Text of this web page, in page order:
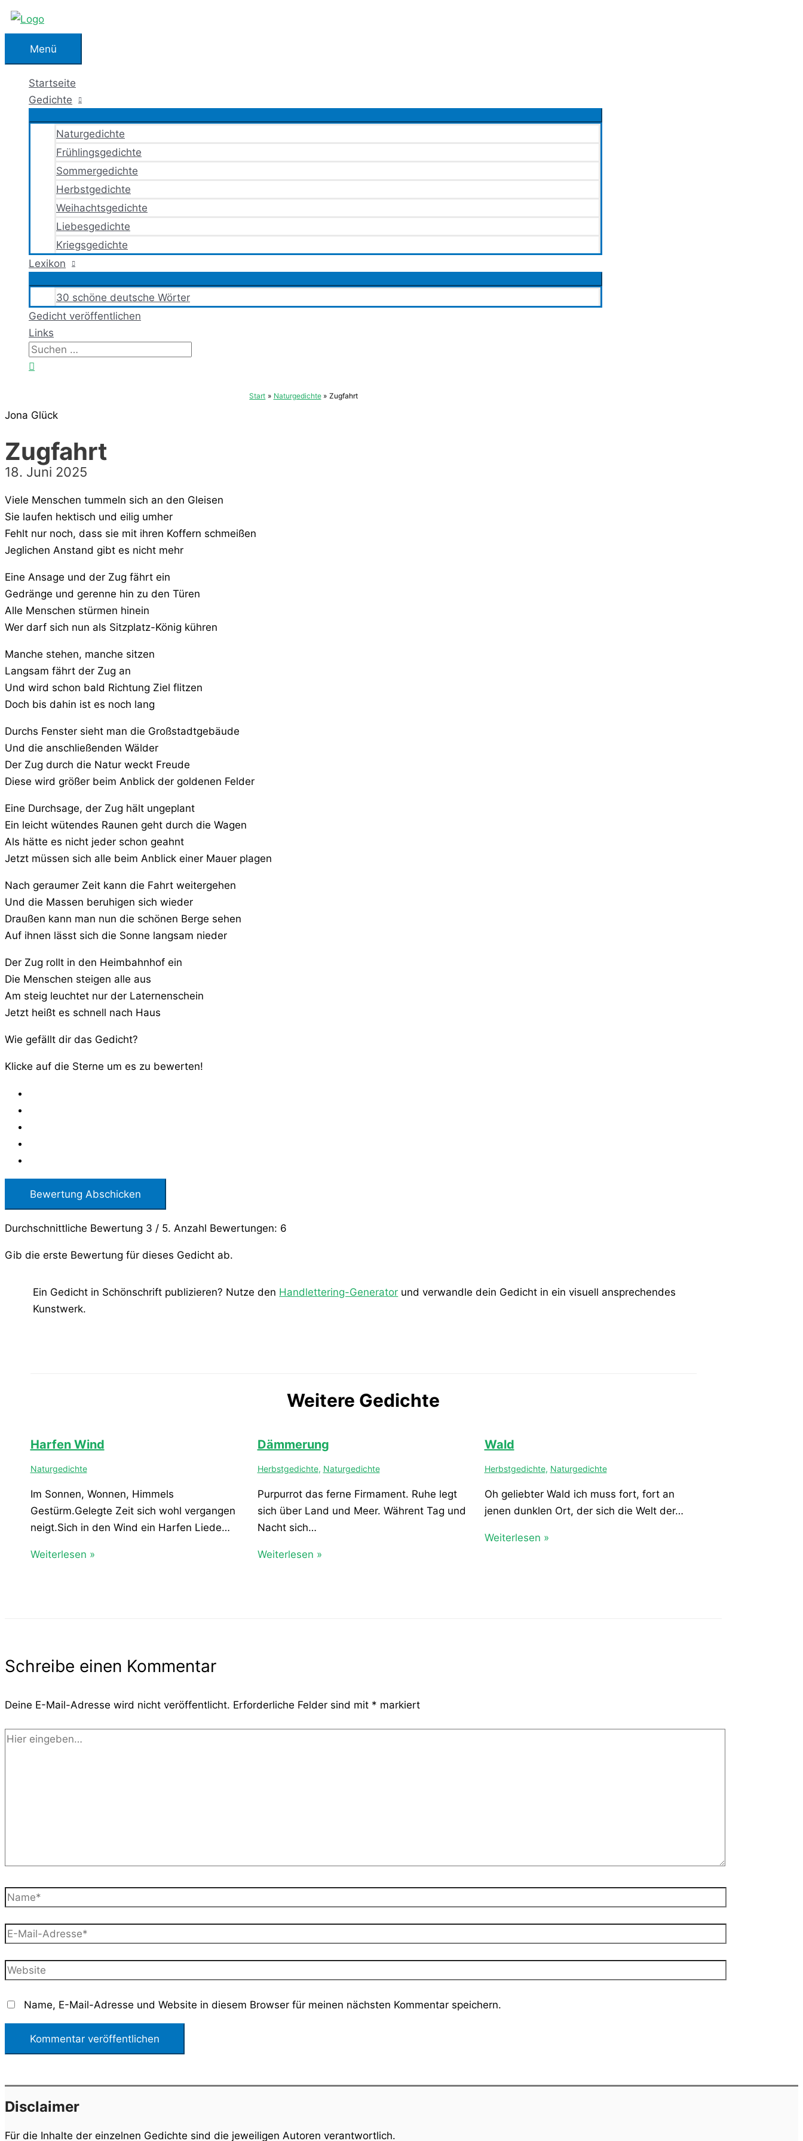
Zum
springenMenü
Menü
Startseite
Gedichte
Naturgedichte
Frühlingsgedichte
Sommergedichte
Herbstgedichte
Weihachtsgedichte
Liebesgedichte
Kriegsgedichte
Lexikon
30 schöne deutsche Wörter
Gedicht veröffentlichen
Links
Suchen
nach:
Start Naturgedichte Zugfahrt
Jona Glück
Zugfahrt
18. Juni 2025
Viele Menschen tummeln sich an den Gleisen
Sie laufen hektisch und eilig umher
Fehlt nur noch, dass sie mit ihren Koffern schmeißen
Jeglichen Anstand gibt es nicht mehr
Eine Ansage und der Zug fährt ein
Gedränge und gerenne hin zu den Türen
Alle Menschen stürmen hinein
Wer darf sich nun als Sitzplatz-König kühren
Manche stehen, manche sitzen
Langsam fährt der Zug an
Und wird schon bald Richtung Ziel flitzen
Doch bis dahin ist es noch lang
Durchs Fenster sieht man die Großstadtgebäude
Und die anschließenden Wälder
Der Zug durch die Natur weckt Freude
Diese wird größer beim Anblick der goldenen Felder
Eine Durchsage, der Zug hält ungeplant
Ein leicht wütendes Raunen geht durch die Wagen
Als hätte es nicht jeder schon geahnt
Jetzt müssen sich alle beim Anblick einer Mauer plagen
Nach geraumer Zeit kann die Fahrt weitergehen
Und die Massen beruhigen sich wieder
Draußen kann man nun die schönen Berge sehen
Auf ihnen lässt sich die Sonne langsam nieder
Der Zug rollt in den Heimbahnhof ein
Die Menschen steigen alle aus
Am steig leuchtet nur der Laternenschein
Jetzt heißt es schnell nach Haus
Wie gefällt dir das Gedicht?
Klicke auf die Sterne um es zu bewerten!
Bewertung Abschicken
Durchschnittliche Bewertung 3 / 5. Anzahl Bewertungen: 6
Gib die erste Bewertung für dieses Gedicht ab.
Ein Gedicht in Schönschrift publizieren? Nutze den Handlettering-Generator und verwandle dein Gedicht in ein visuell ansprechendes
Kunstwerk.
Weitere Gedichte
Harfen Wind
Naturgedichte
Im Sonnen, Wonnen, Himmels
Gestürm.Gelegte Zeit sich wohl vergangen
neigt.Sich in den Wind ein Harfen Liede…
Weiterlesen »
Dämmerung
Herbstgedichte, Naturgedichte
Purpurrot das ferne Firmament. Ruhe legt
sich über Land und Meer. Währent Tag und
Nacht sich…
Weiterlesen »
Wald
Herbstgedichte, Naturgedichte
Oh geliebter Wald ich muss fort, fort an
jenen dunklen Ort, der sich die Welt der…
Weiterlesen »
Schreibe einen Kommentar
Deine E-Mail-Adresse wird nicht veröffentlicht. Erforderliche Felder sind mit * markiert
Hier
Name*
E-
Adresse*
Website
Name, E-Mail-Adresse und Website in diesem Browser für meinen nächsten Kommentar speichern.
Disclaimer
Für die Inhalte der einzelnen Gedichte sind die jeweiligen Autoren verantwortlich.